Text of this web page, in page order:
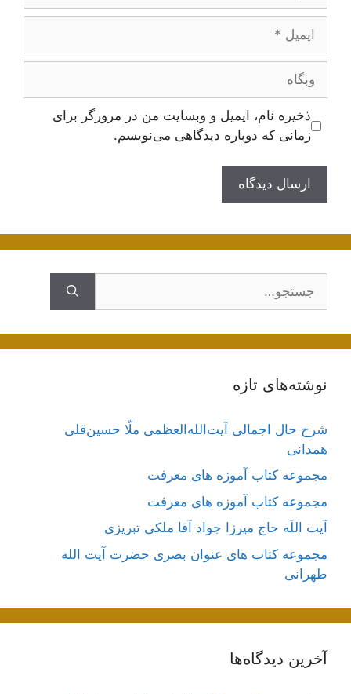
ایمیل
وبگاه
ذخیره نام، ایمیل و وبسایت من در مرورگر برای
زمانی که دوباره دیدگاهی می‌نویسم.
نوشته‌های تازه
شرح حال اجمالی آیت‌الله‌العظمی ملّا حسین‌قلی
همدانی
مجموعه کتاب آموزه های معرفت
مجموعه کتاب آموزه های معرفت
آیت اللَه حاج میرزا جواد آقا ملکی تبریزی
مجموعه کتاب های عنوان بصری حضرت آیت الله
طهرانی
آخرین دیدگاه‌ها